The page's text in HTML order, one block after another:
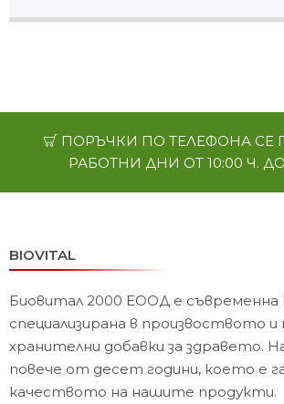
ПОРЪЧКИ ПО ТЕЛЕФОНА СЕ
РАБОТНИ ДНИ ОТ 10:00 Ч. ДО
BIOVITAL
Биовитал 2000 ЕООД е съвременна
специализирана в произвоството
хранителни добавки за здравето.
повече от десет години, което е
качеството на нашите продукти.